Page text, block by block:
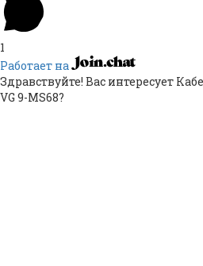
1
Работает на
Здравствуйте! Вас интересует
VG 9-MS68?